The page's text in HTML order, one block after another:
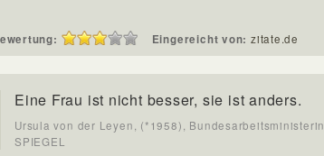
Eingereicht von: zitate.de
Eine Frau ist nicht besser, sie ist anders.
Ursula von der Leyen, (*1958), Bundesarbeitsministerin
SPIEGEL